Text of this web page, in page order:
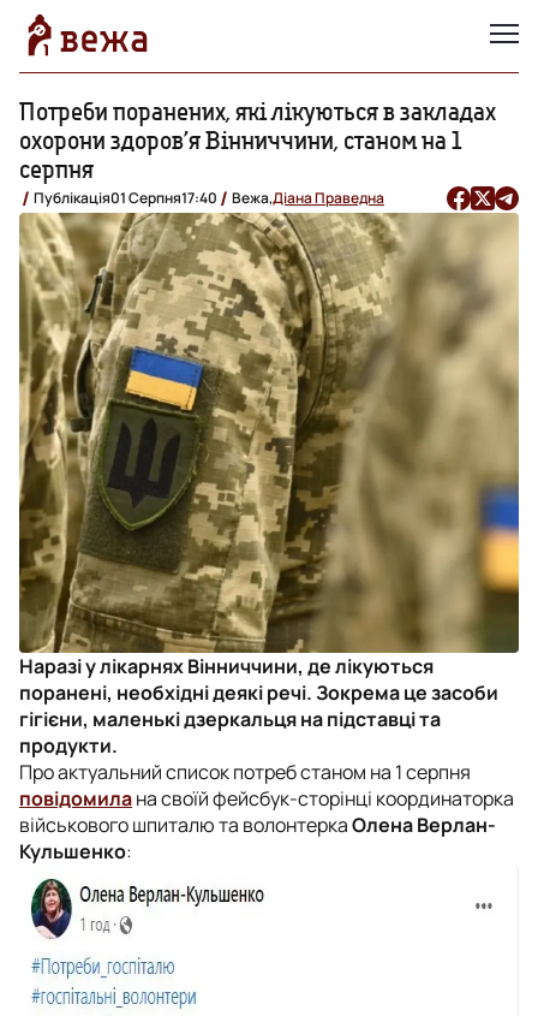
Потреби поранених, які лікуються в закладах
охорони здоров’я Вінниччини, станом на 1
серпня
Публікація01 Серпня17:40 Вежа,Діана Праведна
Наразі у лікарнях Вінниччини, де лікуються
поранені, необхідні деякі речі. Зокрема це засоби
гігієни, маленькі дзеркальця на підставці та
продукти.
Про актуальний список потреб станом на 1 серпня
повідомилана своїй фейсбук-сторінці координаторка
військового шпиталю та волонтеркаОлена Верлан-
Кульшенко: